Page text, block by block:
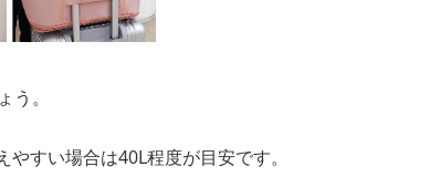
う。
すい場合は40L程度が目安です。